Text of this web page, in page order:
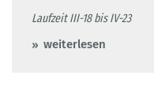
Laufzeit III-18 bis IV-23
weiterlesen